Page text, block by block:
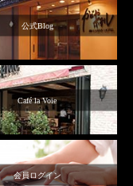
公式Blog
Café la Voie
会員ログイン